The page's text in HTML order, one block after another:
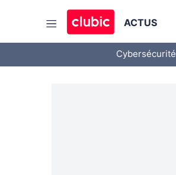
ACTUS
Cybersécurité